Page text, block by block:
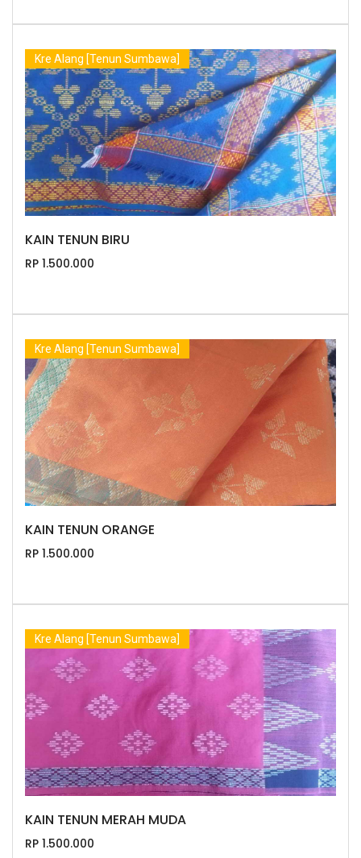
Kre Alang [Tenun Sumbawa]
KAIN TENUN BIRU
RP 1.500.000
Kre Alang [Tenun Sumbawa]
KAIN TENUN ORANGE
RP 1.500.000
Kre Alang [Tenun Sumbawa]
KAIN TENUN MERAH MUDA
RP 1.500.000